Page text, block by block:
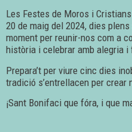
Les Festes de Moros i
20 de maig del 2024, dies
moment per reunir-nos com a
història i celebrar amb alegria i
Prepara’t per viure cinc dies
tradició s’entrellacen per crear
¡Sant Bonifaci que fóra, i que